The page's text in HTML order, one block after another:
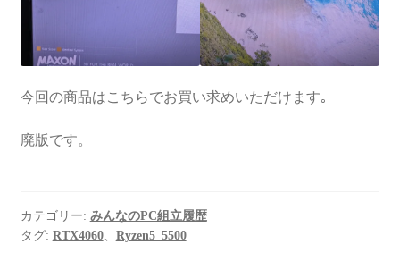
今回の商品はこちらでお買い求めいただけます｡
廃版です。
カテゴリー: みんなのPC組立履歴
タグ: RTX4060、 Ryzen5_5500